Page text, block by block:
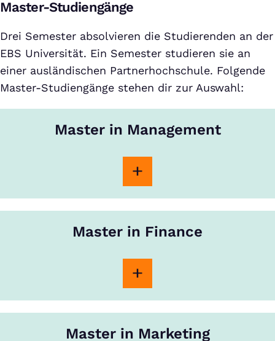
Master-Studiengänge
Drei Semester absolvieren die Studierenden an der
EBS Universität. Ein Semester studieren sie an
einer ausländischen Partnerhochschule. Folgende
Master-Studiengänge stehen dir zur Auswahl:
Master in Management
Master in Finance
Master in Marketing